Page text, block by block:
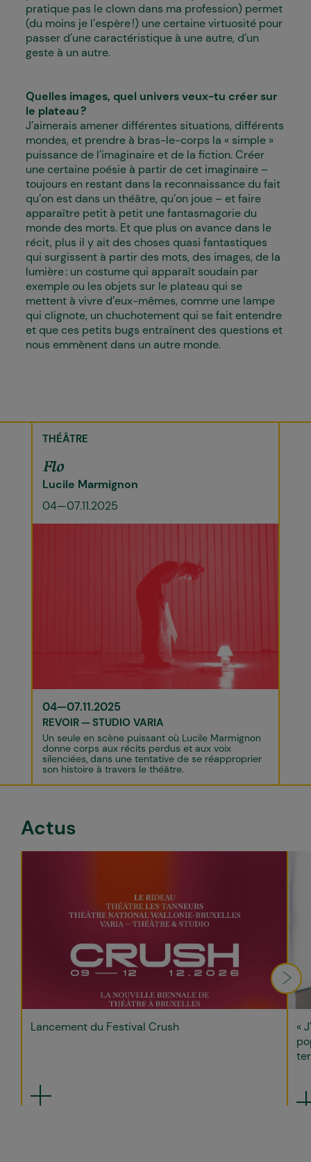
pratique pas le clown dans ma profession) permet
(du moins je l’espère !) une certaine virtuosité pour
passer d’une caractéristique à une autre, d’un
geste à un autre.
Quelles images, quel univers veux-tu créer sur
le plateau ?
J’aimerais amener différentes situations, différents
mondes, et prendre à bras-le-corps la « simple »
puissance de l’imaginaire et de la fiction. Créer
une certaine poésie à partir de cet imaginaire –
toujours en restant dans la reconnaissance du fait
qu’on est dans un théâtre, qu’on joue – et faire
apparaître petit à petit une fantasmagorie du
monde des morts. Et que plus on avance dans le
récit, plus il y ait des choses quasi fantastiques
qui surgissent à partir des mots, des images, de la
lumière : un costume qui apparaît soudain par
exemple ou les objets sur le plateau qui se
mettent à vivre d’eux-mêmes, comme une lampe
qui clignote, un chuchotement qui se fait entendre
et que ces petits bugs entraînent des questions et
nous emmènent dans un autre monde.
THÉÂTRE
Flo
Lucile Marmignon
04—07.11.2025
04—07.11.2025
REVOIR STUDIO VARIA
Un seule en scène puissant où Lucile Marmignon
donne corps aux récits perdus et aux voix
silenciées, dans une tentative de se réapproprier
son histoire à travers le théâtre.
Actus
Lancement du Festival Crush
«